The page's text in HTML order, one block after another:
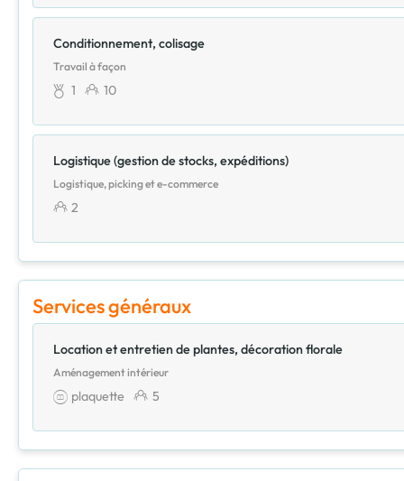
Conditionnement, colisage
Travail à façon
1 10
Logistique (gestion de stocks, expéditions)
Logistique, picking et e-commerce
2
Services généraux
Location et entretien de plantes, décoration florale
Aménagement intérieur
plaquette 5